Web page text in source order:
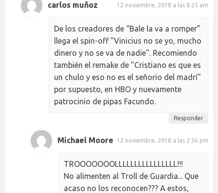
carlos muñoz 12 noviembre, 2018 a las 8:25 am
De los creadores de “Bale la va a romper”
llega el spin-off "Vinicius no se yo, mucho
dinero y no se va de nadie". Recomiendo
también el remake de "Cristiano es que es
un chulo y eso no es el señorio del madrí"
por supuesto, en HBO y nuevamente
patrocinio de pipas Facundo.
Responder
Michael Moore 12 noviembre, 2018 a las 2:56 pm
TROOOOOOOLLLLLLLLLLLLLLLL!!!
No alimenten al Troll de Guardia... Que
acaso no los reconocen??? A estos,